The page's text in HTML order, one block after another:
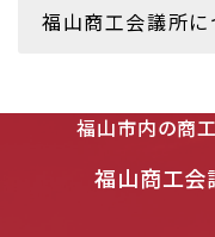
福山商工会議所に
福山市内の商
福山商工会